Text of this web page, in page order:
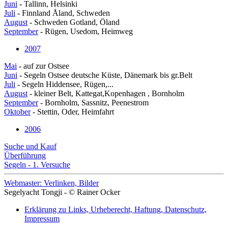
Juni - Tallinn, Helsinki
Juli - Finnland Åland, Schweden
August - Schweden Gotland, Öland
September- Rügen, Usedom, Heimweg
2007
Mai - auf zur Ostsee
Juni - Segeln Ostsee deutsche Küste, Dänemark bis gr.Belt
Juli - Segeln Hiddensee, Rügen,...
August - kleiner Belt, Kattegat,Kopenhagen , Bornholm
September- Bornholm, Sassnitz, Peenestrom
Oktober- Stettin, Oder, Heimfahrt
2006
Suche und Kauf
Überführung
Segeln - 1. Versuche
Webmaster: Verlinken, Bilder
Segelyacht Tongji - © Rainer Ocker
Erklärung zu Links, Urheberecht, Haftung, Datenschutz,
Impressum